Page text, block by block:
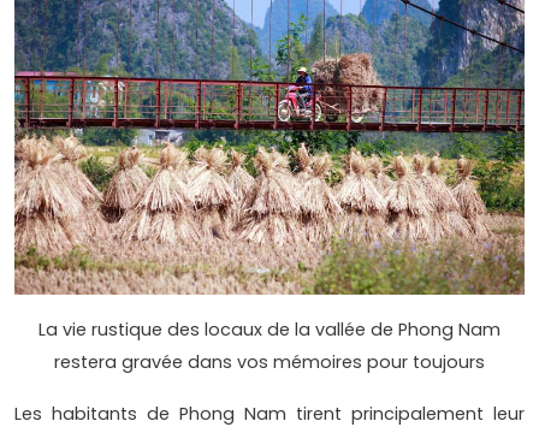
La vie rustique des locaux de la vallée de Phong Nam
restera gravée dans vos mémoires pour toujours
Les habitants de Phong Nam tirent principalement leur